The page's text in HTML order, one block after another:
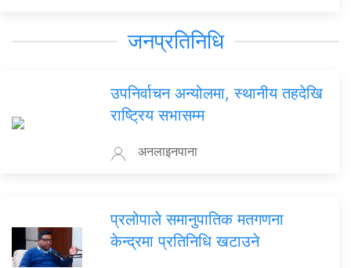
जनप्रतिनिधि
उपनिर्वाचन अन्योलमा, स्थानीय तहदेखि
राष्ट्रिय सभासम्म
अनलाइनपाना
प्रलोपाले समानुपातिक मतगणना
केन्द्रमा प्रतिनिधि खटाउने